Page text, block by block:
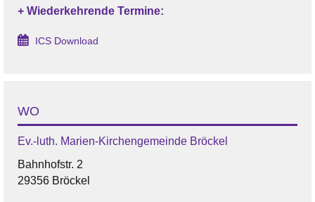
+ Wiederkehrende Termine:
ICS Download
WO
Ev.-luth. Marien-Kirchengemeinde Bröckel
Bahnhofstr. 2
29356 Bröckel